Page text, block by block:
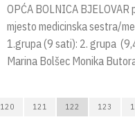
OPĆA BOLNICA
mjesto medicinska sestra/
1.grupa (9 sati): 2. grupa
Marina Bolšec Monika
120 121 122 123